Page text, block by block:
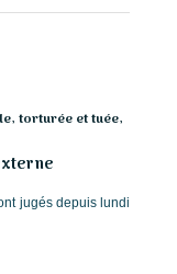
torturée et tuée,
jugés depuis lundi